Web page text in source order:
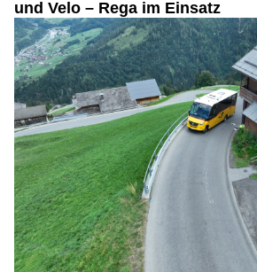
und Velo – Rega im Einsatz